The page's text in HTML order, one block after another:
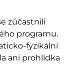
zúčastnili
programu.
fyzikální
ani prohlídka